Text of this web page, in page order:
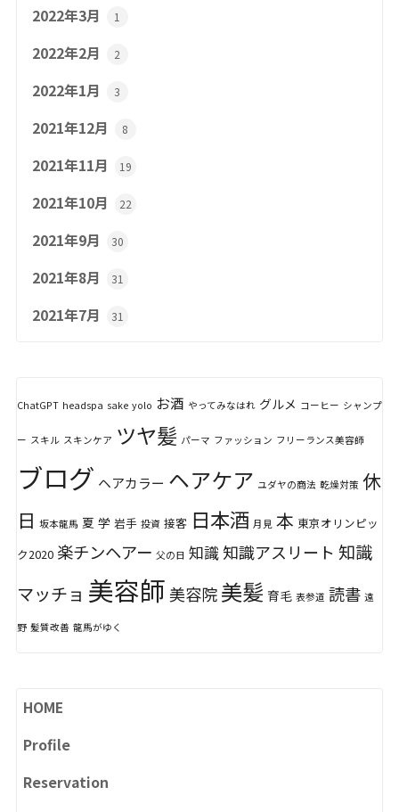
2022年3月 1
2022年2月 2
2022年1月 3
2021年12月 8
2021年11月 19
2021年10月 22
2021年9月 30
2021年8月 31
2021年7月 31
ChatGPT headspa sake yolo お酒 やってみなはれ グルメ コーヒー シャンプ
ー スキル スキンケア ツヤ髪 パーマ ファッション フリーランス美容師
ブログ ヘアカラー ヘアケア ユダヤの商法 乾燥対策 休
日 坂本龍馬 夏 学 岩手 投資 接客 日本酒 月見 本 東京オリンピッ
ク2020 楽チンヘアー 父の日 知識 知識アスリート 知識
マッチョ 美容師美容院美髪 育毛 表参道 読書 遠
野 髪質改善 龍馬がゆく
HOME
Profile
Reservation